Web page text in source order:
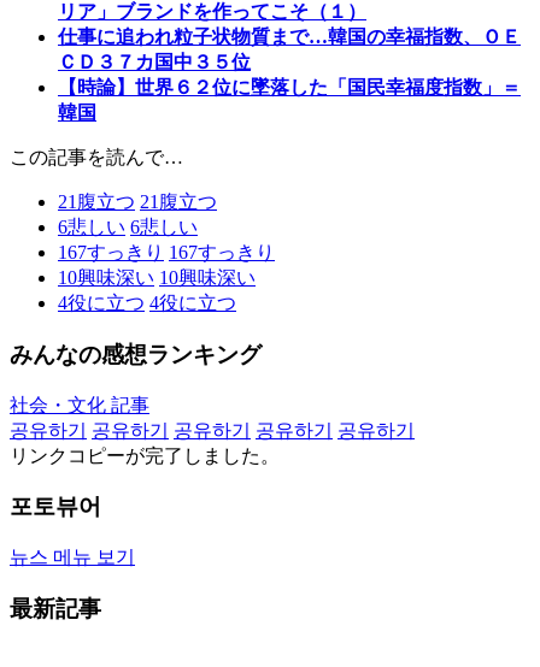
リア」ブランドを作ってこそ（１）
仕事に追われ粒子状物質まで…韓国の幸福指数、ＯＥ
ＣＤ３７カ国中３５位
【時論】世界６２位に墜落した「国民幸福度指数」＝
韓国
この記事を読んで…
21 腹立つ 21 腹立つ
6悲しい 6悲しい
167すっきり 167すっきり
10興味深い 10興味深い
4役に立つ 4役に立つ
みんなの感想ランキング
社会・文化 記事
공유하기
공유하기 공유하기 공유하기
공유하기
リンクコピーが完了しました。
포토뷰어
뉴스 메뉴 보기
最新記事